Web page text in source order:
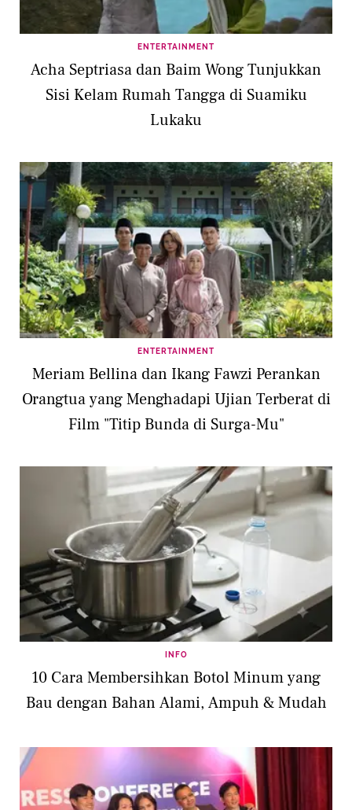
ENTERTAINMENT
Acha Septriasa dan Baim Wong Tunjukkan
Sisi Kelam Rumah Tangga di Suamiku
Lukaku
ENTERTAINMENT
Meriam Bellina dan Ikang Fawzi Perankan
Orangtua yang Menghadapi Ujian Terberat di
Film "Titip Bunda di Surga-Mu"
INFO
10 Cara Membersihkan Botol Minum yang
Bau dengan Bahan Alami, Ampuh & Mudah